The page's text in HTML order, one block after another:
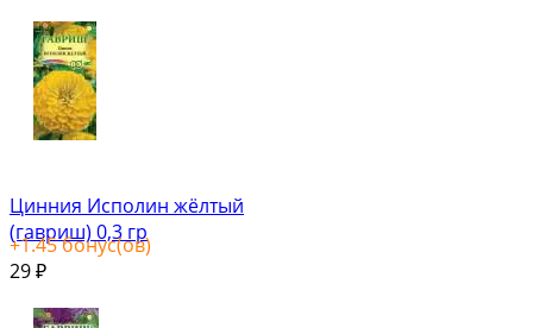
Цинния Исполин жёлтый
(гавриш) 0,3 гр
+1.45бонус(ов)
29 ₽